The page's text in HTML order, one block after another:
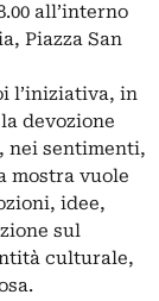
all’interno
Piazza San
l’iniziativa, in
devozione
nei sentimenti,
mostra vuole
idee,
sul
culturale,